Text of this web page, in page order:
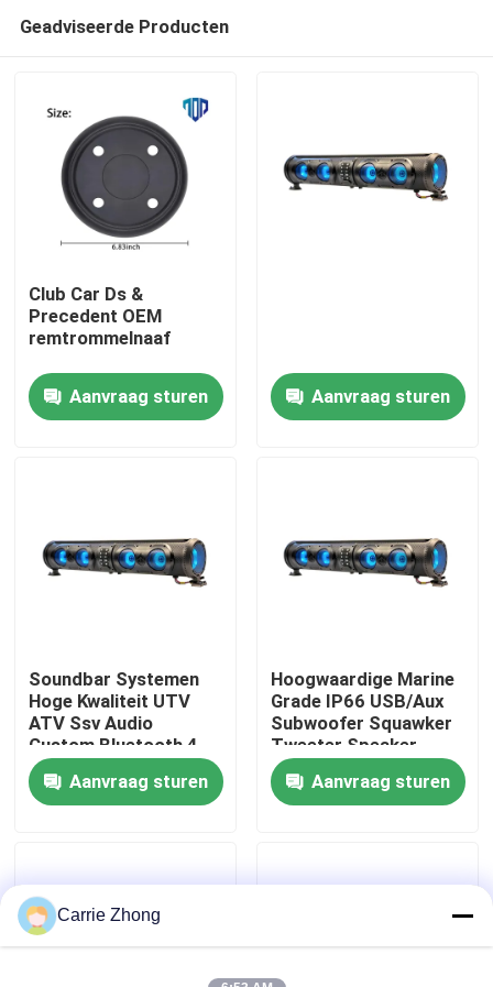
Huis
Producten
Fabrieksreis
Contact de V.S.
Nieuws
Het Wieldekking van de golfkar
Het Dashboard van de golfkar
Geadviseerde Producten
Club Car Ds &
Precedent OEM
remtrommelnaaf
Aanvraag sturen Aanvraag sturen
Soundbar Systemen
Hoge Kwaliteit UTV
ATV Ssv Audio
Custom Bluetooth 4
Luidsprekers
Afstandsbediening
IP66 Waterdicht USB
Aanvraag sturen
Hoogwaardige Marine
Grade IP66 USB/Aux
Subwoofer Squawker
Tweeter Speaker
Elektrische Golfkar
Bluetooth Soundbar
Aanvraag sturen
Carrie Zhong